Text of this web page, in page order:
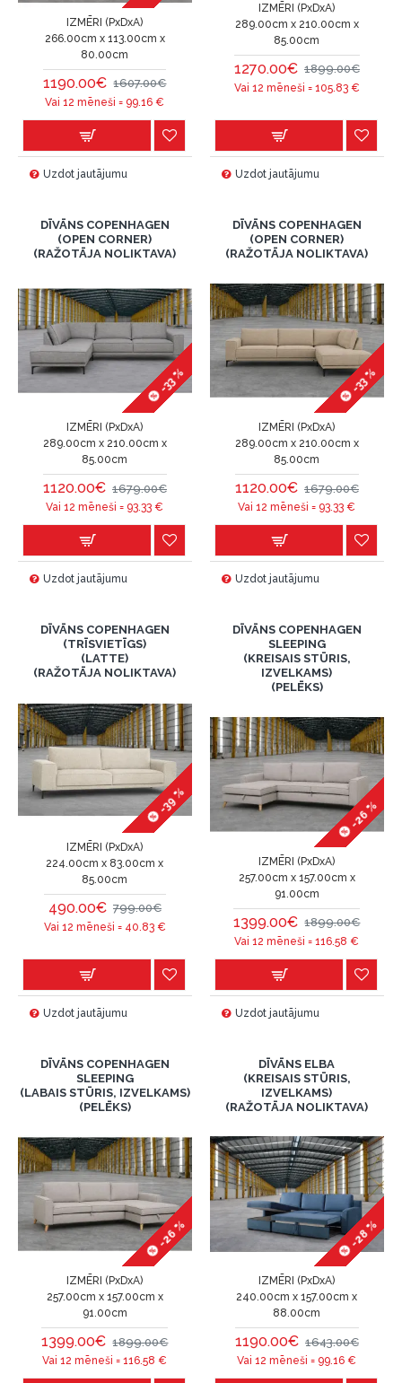
IZMĒRI (PxDxA)
266.00cm x 113.00cm x
80.00cm
1190.00€ 1607.00€
Vai 12 mēneši = 99.16 €
Uzdot jautājumu
IZMĒRI (PxDxA)
289.00cm x 210.00cm x
85.00cm
1270.00€ 1899.00€
Vai 12 mēneši = 105.83€
Uzdot jautājumu
DĪVĀNS COPENHAGEN
(OPEN CORNER)
(RAŽOTĀJA NOLIKTAVA)
-33 %
IZMĒRI (PxDxA)
289.00cm x 210.00cm x
85.00cm
1120.00€ 1679.00€
Vai 12 mēneši = 93.33 €
Uzdot jautājumu
DĪVĀNS COPENHAGEN
(OPEN CORNER)
(RAŽOTĀJA NOLIKTAVA)
-33 %
IZMĒRI (PxDxA)
289.00cm x 210.00cm x
85.00cm
1120.00€ 1679.00€
Vai 12 mēneši = 93.33 €
Uzdot jautājumu
DĪVĀNS COPENHAGEN
(TRĪSVIETĪGS)
(LATTE)
(RAŽOTĀJA NOLIKTAVA)
-39 %
IZMĒRI (PxDxA)
224.00cm x 83.00cm x
85.00cm
490.00€ 799.00€
Vai 12 mēneši = 40.83€
Uzdot jautājumu
DĪVĀNS COPENHAGEN
SLEEPING
(KREISAIS STŪRIS,
IZVELKAMS)
(PELĒKS)
-26 %
IZMĒRI (PxDxA)
257.00cm x 157.00cm x
91.00cm
1399.00€ 1899.00€
Vai 12 mēneši =116.58 €
Uzdot jautājumu
DĪVĀNS COPENHAGEN
SLEEPING
(LABAIS STŪRIS, IZVELKAMS)
(PELĒKS)
-26 %
IZMĒRI (PxDxA)
257.00cm x 157.00cm x
91.00cm
1399.00€ 1899.00€
Vai 12 mēneši =116.58 €
DĪVĀNS ELBA
(KREISAIS STŪRIS,
IZVELKAMS)
(RAŽOTĀJA NOLIKTAVA)
-28 %
IZMĒRI (PxDxA)
240.00cm x 157.00cm x
88.00cm
1190.00€ 1643.00€
Vai 12 mēneši = 99.16 €